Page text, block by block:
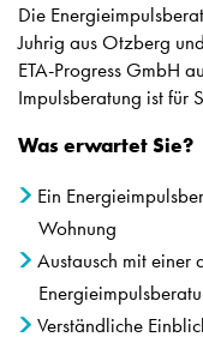
Die
Juhrig aus Otzberg
ETA-Progress GmbH
Impulsberatung ist für
Was erwartet Sie?
Ein
Wohnung
Austausch mit einer
Verständliche